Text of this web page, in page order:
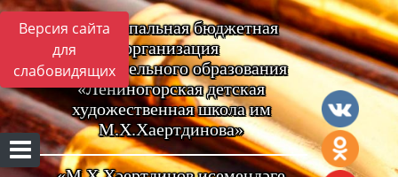
Версия сайта
для
слабовидящих
Муниципальная бюджетная
организация
дополнительного образования
«Лениногорская детская
художественная школа им
М.Х.Хаертдинова»